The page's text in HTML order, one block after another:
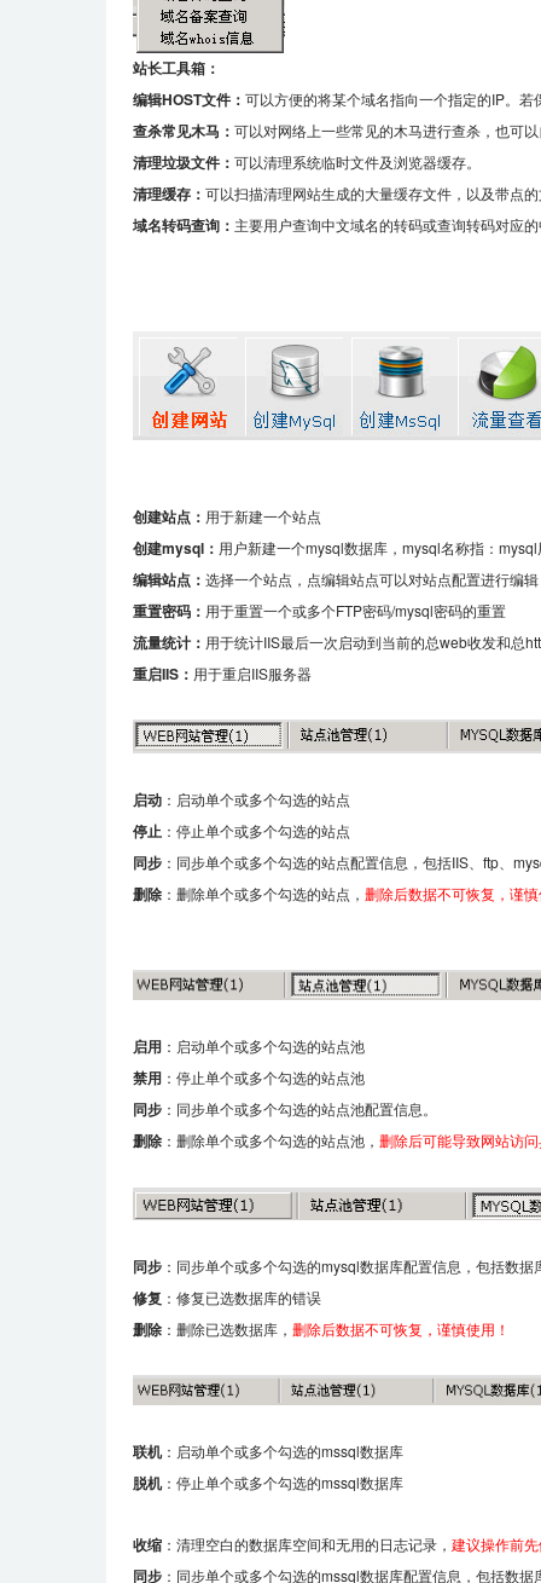
站长工具箱：
编辑HOST文件： 可以方便的将某个域名指向一个指定的IP。
查杀常见木马： 可以对网络上一些常见的木马进行查杀，也可
清理垃圾文件： 可以清理系统临时文件及浏览器缓存。
清理缓存： 可以扫描清理网站生成的大量缓存文件，以及带点
域名转码查询： 主要用户查询中文域名的转码或查询转码对应
创建站点： 用于新建一个站点
创建mysql： 用户新建一个mysql数据库， mysql名称指： mysql
编辑站点 ： 选择一个站点，点编辑站点可以对站点配置进行编
重置密码 ： 用于重置一个或多个FTP密码/mysql密码的重置
流量统计 ： 用于统计IIS最后一次启动到当前的总web收发和总
重启IIS ： 用于重启IIS服务器
启动 ：启动单个或多个勾选的站点
停止 ：停止单个或多个勾选的站点
同步 ：同步单个或多个勾选的站点配置信息，包括IIS ftp
删除 ：删除单个或多个勾选的站点， 删除后数据不可恢复，谨
启用 ：启动单个或多个勾选的站点池
禁用 ：停止单个或多个勾选的站点池
同步 ：同步单个或多个勾选的站点池配置信息。
删除 ：删除单个或多个勾选的站点池， 删除后可能导致网站访
同步 ：同步单个或多个勾选的mysql数据库配置信息，包括数据
修复 ：修复已选数据库的错误
删除 ：删除已选数据库， 删除后数据不可恢复，谨慎使用！
联机：启动单个或多个勾选的mssql数据库
脱机：停止单个或多个勾选的mssql数据库
收缩 ：清理空白的数据库空间和无用的日志记录， 建议操作前
同步 ：同步单个或多个勾选的mssql数据库配置信息，包括数据